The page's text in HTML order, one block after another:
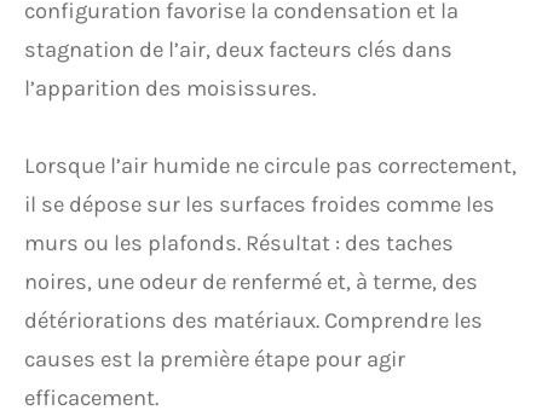
configuration favorise la condensation et la
stagnation de l’air, deux facteurs clés dans
l’apparition des moisissures.
Lorsque l’air humide ne circule pas correctement,
il se dépose sur les surfaces froides comme les
murs ou les plafonds. Résultat : des taches
noires, une odeur de renfermé et, à terme, des
détériorations des matériaux. Comprendre les
causes est la première étape pour agir
efficacement.